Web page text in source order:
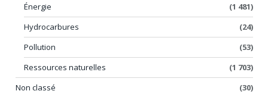
Énergie
(1 481)
Hydrocarbures
(24)
Pollution
(53)
Ressources naturelles
(1 703)
Non classé
(30)